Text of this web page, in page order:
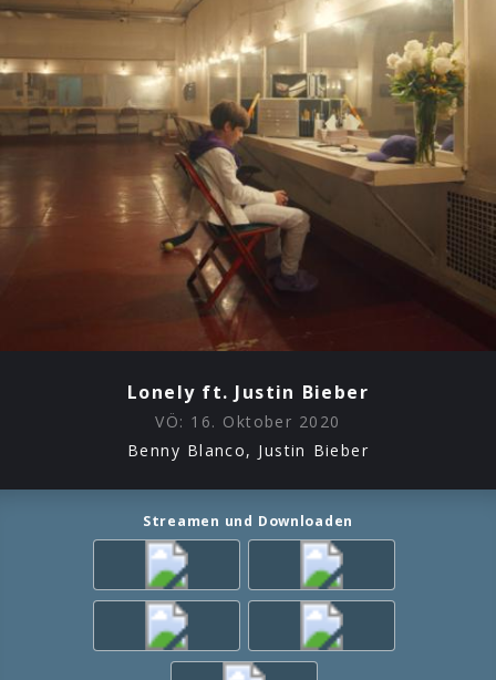
Lonely ft. Justin Bieber
VÖ: 16. Oktober 2020
Benny Blanco, Justin Bieber
Streamen und Downloaden